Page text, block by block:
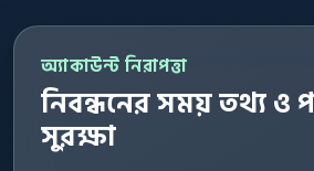
অ্যাকাউন্ট নিরাপত্তা
নিবন্ধনের সময় তথ্য ও
সুরক্ষা